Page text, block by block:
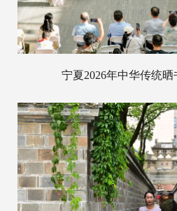
宁夏2026年中华传统